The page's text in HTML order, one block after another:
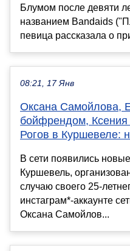
Блумом после девяти
названием Bandaids
певица рассказала о
08:21, 17 Янв
Оксана Самойлова,
бойфрендом,
Рогов в Куршевеле:
В сети появились
Куршевель,
случаю своего 25-
инстаграм*-аккаунте
Оксана Самойлов...